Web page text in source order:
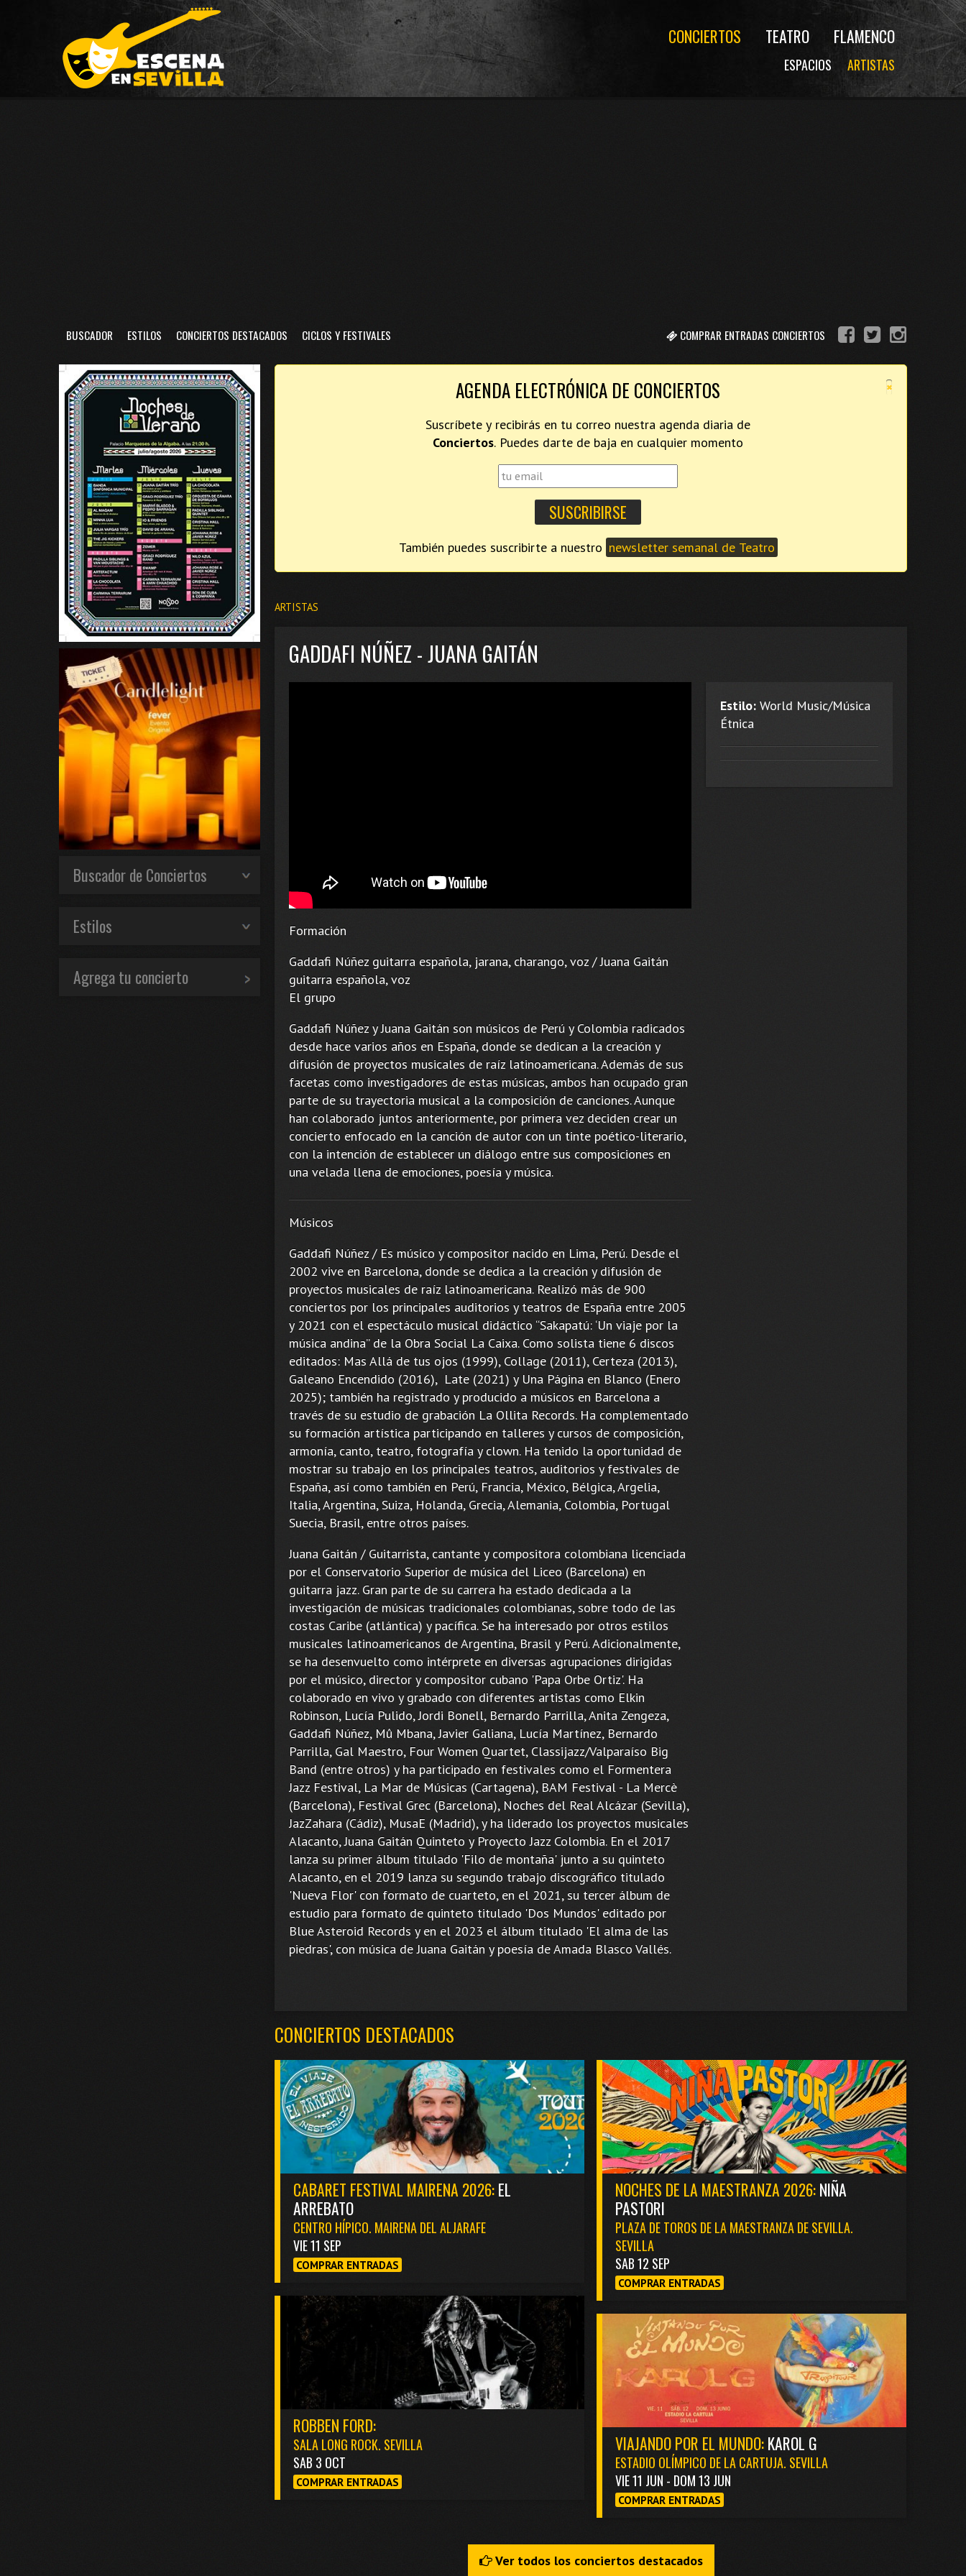
CONCIERTOS TEATRO FLAMENCO
ESPACIOS ARTISTAS
COMPRAR ENTRADAS CONCIERTOS
BUSCADOR ESTILOS CONCIERTOS DESTACADOS CICLOS Y FESTIVALES
×
AGENDA ELECTRÓNICA DE CONCIERTOS
Suscríbete y recibirás en tu correo nuestra agenda diaria de
Conciertos. Puedes darte de baja en cualquier momento
También puedes suscribirte a nuestro newsletter semanal de Teatro
ARTISTAS
GADDAFI NÚÑEZ - JUANA GAITÁN
Estilo: World Music/Música
Étnica
Formación
Gaddafi Núñez guitarra española, jarana, charango, voz / Juana Gaitán
guitarra española, voz
El grupo
Gaddafi Núñez y Juana Gaitán son músicos de Perú y Colombia radicados
desde hace varios años en España, donde se dedican a la creación y
difusión de proyectos musicales de raíz latinoamericana. Además de sus
facetas como investigadores de estas músicas, ambos han ocupado gran
parte de su trayectoria musical a la composición de canciones. Aunque
han colaborado juntos anteriormente, por primera vez deciden crear un
concierto enfocado en la canción de autor con un tinte poético-literario,
con la intención de establecer un diálogo entre sus composiciones en
una velada llena de emociones, poesía y música.
Músicos
Gaddafi Núñez / Es músico y compositor nacido en Lima, Perú. Desde el
2002 vive en Barcelona, donde se dedica a la creación y difusión de
proyectos musicales de raíz latinoamericana. Realizó más de 900
conciertos por los principales auditorios y teatros de España entre 2005
y 2021 con el espectáculo musical didáctico “Sakapatú: ‘Un viaje por la
música andina” de la Obra Social La Caixa. Como solista tiene 6 discos
editados: Mas Allá de tus ojos (1999), Collage (2011), Certeza (2013),
Galeano Encendido (2016), Late (2021) y Una Página en Blanco (Enero
2025); también ha registrado y producido a músicos en Barcelona a
través de su estudio de grabación La Ollita Records. Ha complementado
su formación artística participando en talleres y cursos de composición,
armonía, canto, teatro, fotografía y clown. Ha tenido la oportunidad de
mostrar su trabajo en los principales teatros, auditorios y festivales de
España, así como también en Perú, Francia, México, Bélgica, Argelia,
Italia, Argentina, Suiza, Holanda, Grecia, Alemania, Colombia, Portugal
Suecia, Brasil, entre otros países.
Juana Gaitán / Guitarrista, cantante y compositora colombiana licenciada
por el Conservatorio Superior de música del Liceo (Barcelona) en
guitarra jazz. Gran parte de su carrera ha estado dedicada a la
investigación de músicas tradicionales colombianas, sobre todo de las
costas Caribe (atlántica) y pacífica. Se ha interesado por otros estilos
musicales latinoamericanos de Argentina, Brasil y Perú. Adicionalmente,
se ha desenvuelto como intérprete en diversas agrupaciones dirigidas
por el músico, director y compositor cubano 'Papa Orbe Ortiz'. Ha
colaborado en vivo y grabado con diferentes artistas como Elkin
Robinson, Lucía Pulido, Jordi Bonell, Bernardo Parrilla, Anita Zengeza,
Gaddafi Núñez, Mû Mbana, Javier Galiana, Lucía Martínez, Bernardo
Parrilla, Gal Maestro, Four Women Quartet, Classijazz/Valparaíso Big
Band (entre otros) y ha participado en festivales como el Formentera
Jazz Festival, La Mar de Músicas (Cartagena), BAM Festival - La Mercè
(Barcelona), Festival Grec (Barcelona), Noches del Real Alcázar (Sevilla),
JazZahara (Cádiz), MusaE (Madrid), y ha liderado los proyectos musicales
Alacanto, Juana Gaitán Quinteto y Proyecto Jazz Colombia. En el 2017
lanza su primer álbum titulado 'Filo de montaña' junto a su quinteto
Alacanto, en el 2019 lanza su segundo trabajo discográfico titulado
'Nueva Flor' con formato de cuarteto, en el 2021, su tercer álbum de
estudio para formato de quinteto titulado 'Dos Mundos' editado por
Blue Asteroid Records y en el 2023 el álbum titulado 'El alma de las
piedras', con música de Juana Gaitán y poesía de Amada Blasco Vallés.
CONCIERTOS DESTACADOS
CABARET FESTIVAL MAIRENA 2026:EL
ARREBATO
CENTRO HÍPICO. MAIRENA DEL ALJARAFE
VIE 11 SEP
COMPRAR ENTRADAS
NOCHES DE LA MAESTRANZA 2026:NIÑA
PASTORI
PLAZA DE TOROS DE LA MAESTRANZA DE SEVILLA.
SEVILLA
SAB 12 SEP
COMPRAR ENTRADAS
ROBBEN FORD:
SALA LONG ROCK. SEVILLA
SAB 3 OCT
COMPRAR ENTRADAS
VIAJANDO POR EL MUNDO:KAROL G
ESTADIO OLÍMPICO DE LA CARTUJA. SEVILLA
VIE 11 JUN - DOM 13 JUN
COMPRAR ENTRADAS
Ver todos los conciertos destacados
Buscador de Conciertos
Estilos
Agrega tu concierto